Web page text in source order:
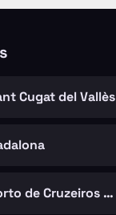
Cugat del Vallès
Barcelona para Porto de Cruzeiros de Barcelona